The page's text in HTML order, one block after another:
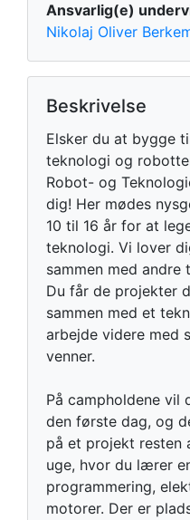
Ansvarlig(e)
Nikolaj Oliver
Beskrivelse
Elsker du at bygge
teknologi og
Robot- og
dig! Her mødes
10 til 16 år for at
teknologi. Vi lover
sammen med andre
Du får de projekter
sammen med et
arbejde videre med
venner.
På campholdene
den første dag, og
på et projekt resten
uge, hvor du lærer
programmering,
motorer. Der er